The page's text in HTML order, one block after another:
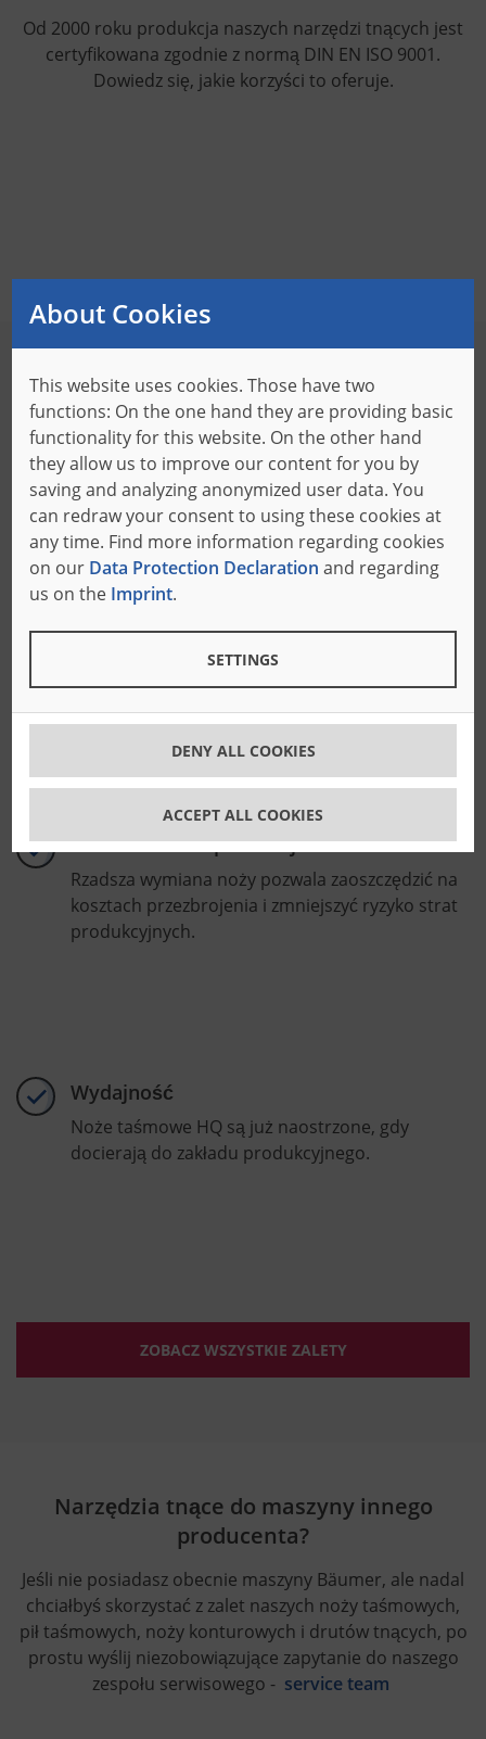
Od 2000 roku produkcja naszych narzędzi tnących jest
certyfikowana zgodnie z normą DIN EN ISO 9001.
Dowiedz się, jakie korzyści to oferuje.
HQ - Wysokiej jakości narzędzia tnące
Dzięki naszym specjalnym nożom wysokiej jakości firma
Bäumer oferuje następujące korzyści:
Precyzja
W ostatnich latach tolerancje cięcia noży
taśmowych HQ były coraz bardziej zmniejszane
w kierunku zera.
Niezawodność produkcji
Rzadsza wymiana noży pozwala zaoszczędzić na
kosztach przezbrojenia i zmniejszyć ryzyko strat
produkcyjnych.
Wydajność
Noże taśmowe HQ są już naostrzone, gdy
docierają do zakładu produkcyjnego.
ZOBACZ WSZYSTKIE ZALETY
Narzędzia tnące do maszyny innego
producenta?
Jeśli nie posiadasz obecnie maszyny Bäumer, ale nadal
chciałbyś skorzystać z zalet naszych noży taśmowych,
pił taśmowych, noży konturowych i drutów tnących, po
prostu wyślij niezobowiązujące zapytanie do naszego
zespołu serwisowego - service team
About Cookies
This website uses cookies. Those have two
functions: On the one hand they are providing basic
functionality for this website. On the other hand
they allow us to improve our content for you by
saving and analyzing anonymized user data. You
can redraw your consent to using these cookies at
any time. Find more information regarding cookies
on our Data Protection Declaration and regarding
us on the Imprint.
SETTINGS
DENY ALL COOKIES
ACCEPT ALL COOKIES